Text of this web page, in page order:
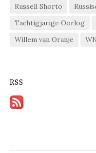
Russell Shorto
Tachtigjarige Oorlog
Willem van Oranje
RSS